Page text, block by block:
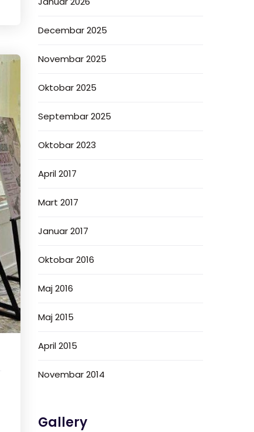
Decembar 2025
Novembar 2025
Oktobar 2025
Septembar 2025
Oktobar 2023
April 2017
Mart 2017
Januar 2017
Oktobar 2016
Maj 2016
Maj 2015
April 2015
Novembar 2014
Gallery